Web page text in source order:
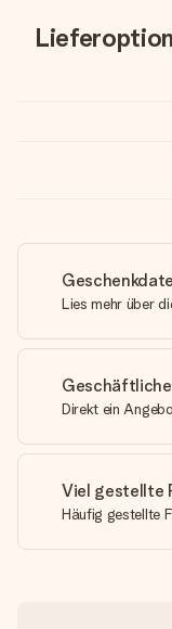
Lies mehr über
Direkt ein
Viel gestellte
Häufig gestellte